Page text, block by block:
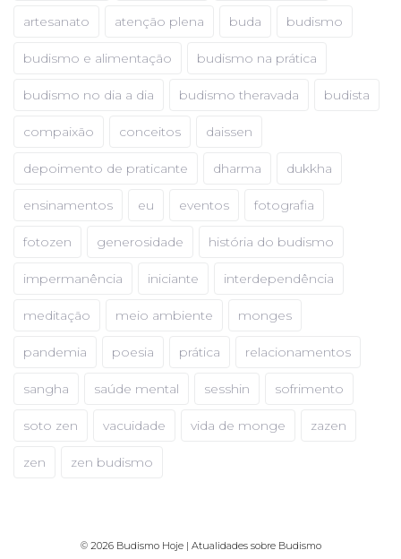
artesanato atenção plena buda budismo
budismo e alimentação budismo na prática
budismo no dia a dia budismo theravada budista
compaixão conceitos daissen
depoimento de praticante dharma dukkha
ensinamentos eu eventos fotografia
fotozen generosidade história do budismo
impermanência iniciante interdependência
meditação meio ambiente monges
pandemia poesia prática relacionamentos
sangha saúde mental sesshin sofrimento
soto zen vacuidade vida de monge zazen
zen zen budismo
© 2026 Budismo Hoje | Atualidades sobre Budismo